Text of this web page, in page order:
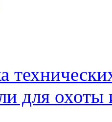
для охоты